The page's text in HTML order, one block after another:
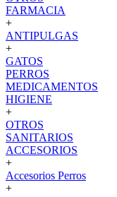
FARMACIA
+
ANTIPULGAS
+
GATOS
PERROS
MEDICAMENTOS
HIGIENE
+
OTROS
SANITARIOS
ACCESORIOS
+
Accesorios Perros
+